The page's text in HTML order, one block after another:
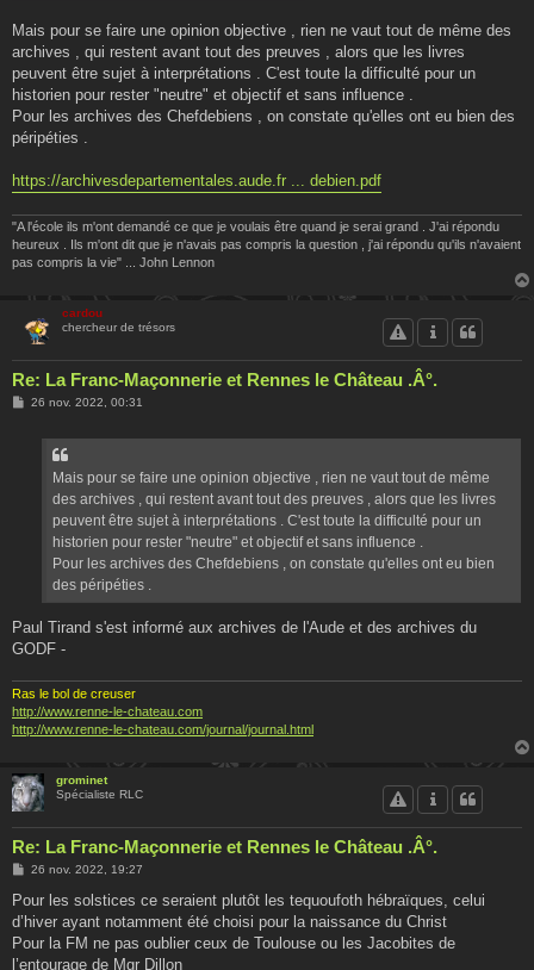
Mais pour se faire une opinion objective , rien ne vaut tout de même des
archives , qui restent avant tout des preuves , alors que les livres
peuvent être sujet à interprétations . C'est toute la difficulté pour un
historien pour rester "neutre" et objectif et sans influence .
Pour les archives des Chefdebiens , on constate qu'elles ont eu bien des
péripéties .
https://archivesdepartementales.aude.fr ... debien.pdf
"A l'école ils m'ont demandé ce que je voulais être quand je serai grand . J'ai répondu
heureux . Ils m'ont dit que je n'avais pas compris la question , j'ai répondu qu'ils n'avaient
pas compris la vie" ... John Lennon
cardou
chercheur de trésors
Re: La Franc-Maçonnerie et Rennes le Château .Â°.
M26 nov. 2022, 00:31
Mais pour se faire une opinion objective , rien ne vaut tout de même
des archives , qui restent avant tout des preuves , alors que les livres
peuvent être sujet à interprétations . C'est toute la difficulté pour un
historien pour rester "neutre" et objectif et sans influence .
Pour les archives des Chefdebiens , on constate qu'elles ont eu bien
des péripéties .
Paul Tirand s'est informé aux archives de l'Aude et des archives du
GODF -
Ras le bol de creuser
http://www.renne-le-chateau.com
http://www.renne-le-chateau.com/journal/journal.html
grominet
Spécialiste RLC
Re: La Franc-Maçonnerie et Rennes le Château .Â°.
M
s
a
g
26 nov. 2022, 19:27
Pour les solstices ce seraient plutôt les tequoufoth hébraïques, celui
d’hiver ayant notamment été choisi pour la naissance du Christ
Pour la FM ne pas oublier ceux de Toulouse ou les Jacobites de
l’entourage de Mgr Dillon